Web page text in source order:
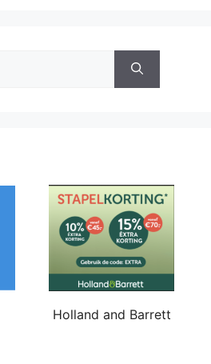
Holland and Barrett